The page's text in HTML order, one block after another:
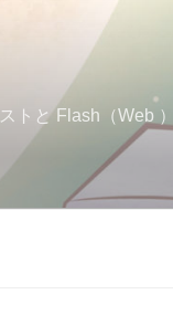
トと Flash（Web ）